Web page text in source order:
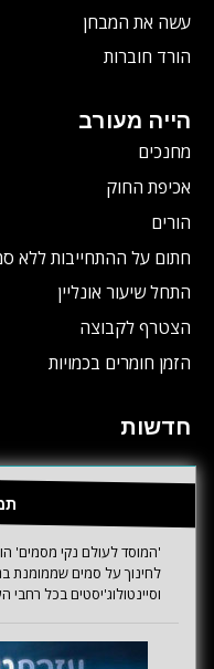
עשה את המבחן
הורד חוברות
הייה מעורב
מחנכים
אכיפת החוק
הורים
חתום על ההתחייבות ללא
התחל שיעור אונליין
הצטרף לקבוצה
הזמן חומרים בכמויות
חדשות
'המוסד לעולם נקי מסמים'
וסיינטולוג'יסטים בכל רחבי